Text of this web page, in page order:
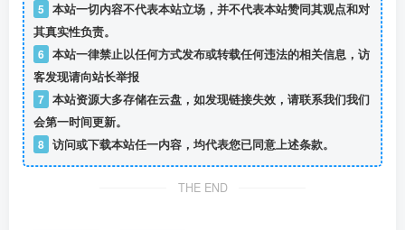
5 本站一切内容不代表本站立场，并不代表本站赞同其观点和对
其真实性负责。
6 本站一律禁止以任何方式发布或转载任何违法的相关信息，访
客发现请向站长举报
7 本站资源大多存储在云盘，如发现链接失效，请联系我们我们
会第一时间更新。
8 访问或下载本站任一内容，均代表您已同意上述条款。
THE END